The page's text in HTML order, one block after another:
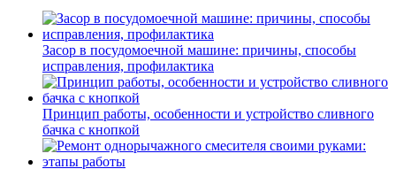
Засор в посудомоечной машине: причины, способы
исправления, профилактика
Принцип работы, особенности и устройство сливного
бачка с кнопкой